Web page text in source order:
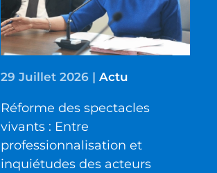
29 Juillet 2026 | Actu
Réforme des spectacles
vivants : Entre
professionnalisation et
inquiétudes des acteurs